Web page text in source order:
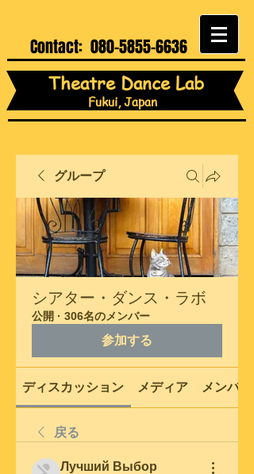
Contact: 080-5855-6636
Theatre Dance Lab
Fukui, Japan
グループ
シアター・ダンス・ラボ
公開 · 306名のメンバー
参加する
ディスカッション メディア メンバー
戻る
Лучший Выбор